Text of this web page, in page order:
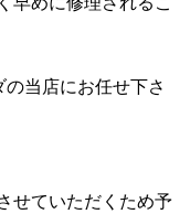
当店にお任せ下さ
せていただくため予